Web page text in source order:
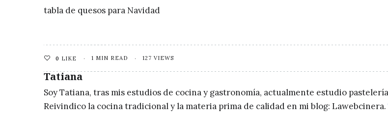
tabla de quesos para Navidad
0 LIKE 1 MIN READ 127 VIEWS
Tatiana
Soy Tatiana, tras mis estudios de cocina y gastronomía, actualmente estudio
Reivindico la cocina tradicional y la materia prima de calidad en mi blog: Lawebcinera.